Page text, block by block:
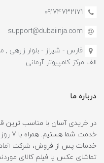
09174732171
support@dubaiinja.com
الف مرکز کامپیوتر آرمانی
درباره ما
در خریدی آسان با مناسب ترین
خدمات پس از فروش، شرکت
تماشای عکس یا فیلم کالای